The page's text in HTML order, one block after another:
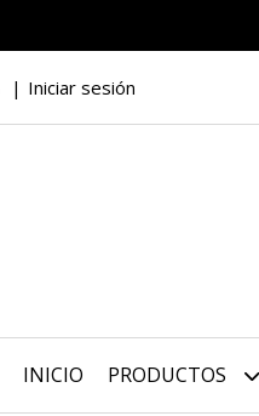
Iniciar sesión
INICIO PRODUCTOS